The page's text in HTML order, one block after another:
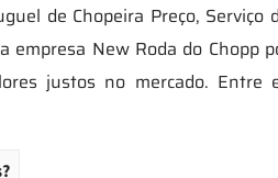
de Chopeira Preço, Serviço
empresa New Roda do Chopp
justos no mercado. Entre